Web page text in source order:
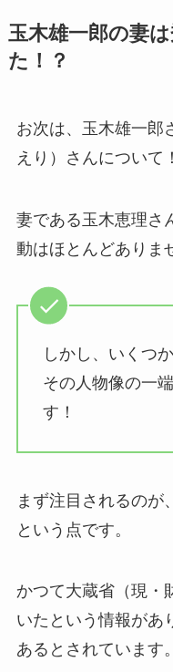
玉木雄一郎の妻
た！？
お次は、玉木雄一郎
えり）さんについて！
妻である玉木恵理さ
動はほとんどありま
しかし、いくつ
その人物像の一
す！
まず注目されるのが
という点です。
かつて大蔵省（現・
いたという情報があ
あるとされています。